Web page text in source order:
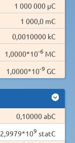
1 000 000 µC
1 000,0 mC
0,0010000 kC
1,0000*10-6 MC
1,0000*10-9 GC
0,10000 abC
2,9979*109 statC